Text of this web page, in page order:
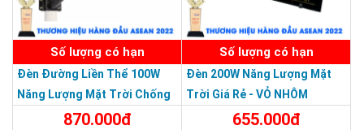
ĐT: 09153 77770 - 028.66.795.79
SẢN PHẨM DỊCH VỤ CHẤT LƯỢNG ASEAN 2019
Số lượng có hạn
Đèn Đường Liền Thể 100W
Năng Lượng Mặt Trời Chống
Nước Giá Rẻ870.000đ
Số lượng có hạn
Đèn 200W Năng Lượng Mặt
Trời Giá Rẻ - VỎ NHÔM
655.000đ